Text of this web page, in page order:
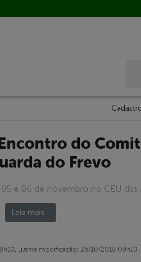
do Frevo
e 06 de novembro no CEU das
Leia mais…
última modificação: 26/10/2018 09h10